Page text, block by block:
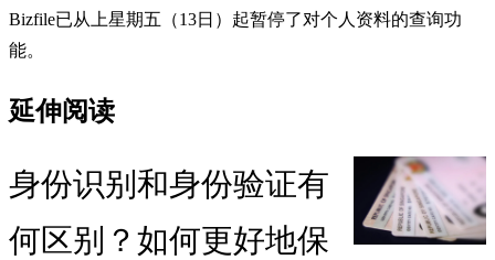
Bizfile已从上星期五（13日）起暂停了对个人资料的查询功
能。
延伸阅读
身份识别和身份验证有
何区别？如何更好地保